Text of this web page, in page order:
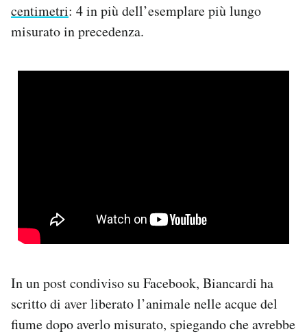
centimetri: 4 in più dell’esemplare più lungo
misurato in precedenza.
In un post condiviso su Facebook, Biancardi ha
scritto di aver liberato l’animale nelle acque del
fiume dopo averlo misurato, spiegando che avrebbe